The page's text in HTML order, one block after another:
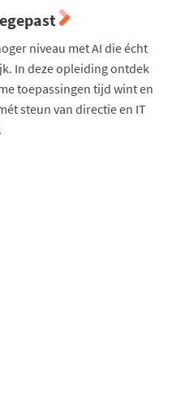
niveau met AI die écht
In deze opleiding ontdek
toepassingen tijd wint en
steun van directie en IT